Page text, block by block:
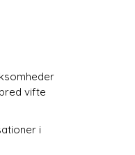
vifte
i